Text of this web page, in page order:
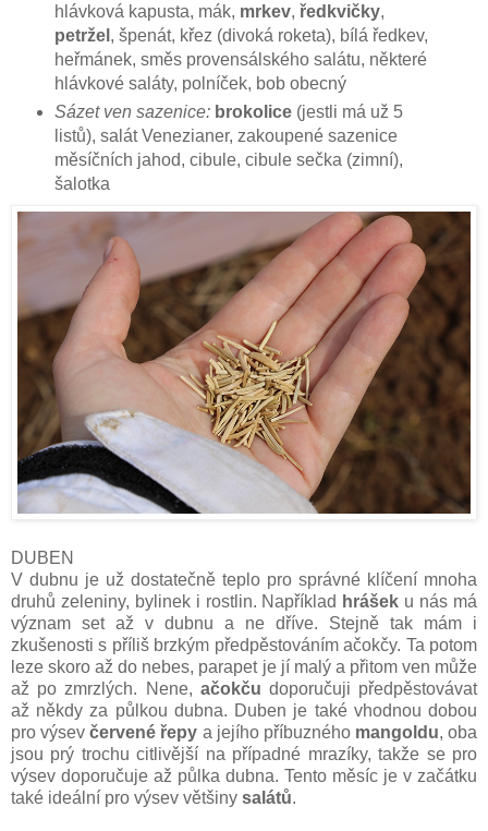
hlávková kapusta, mák, mrkev, ředkvičky,
petržel , špenát, křez (divoká roketa), bílá ředkev,
heřmánek, směs provensálského salátu, některé
hlávkové saláty, polníček, bob obecný
Sázet ven sazenice: brokolice(jestli má už 5
listů), salát Venezianer, zakoupené sazenice
měsíčních jahod, cibule, cibule sečka (zimní),
šalotka
DUBEN
V dubnu je už dostatečně teplo pro správné klíčení mnoha
druhů zeleniny, bylinek i rostlin. Například hrášek u nás má
význam set až v dubnu a ne dříve. Stejně tak mám i
zkušenosti s příliš brzkým předpěstováním ačokčy. Ta potom
leze skoro až do nebes, parapet je jí malý a přitom ven může
až po zmrzlých. Nene, ačokču doporučuji předpěstovávat
až někdy za půlkou dubna. Duben je také vhodnou dobou
pro výsevčervené řepy a jejího příbuzného mangoldu, oba
jsou prý trochu citlivější na případné mrazíky, takže se pro
výsev doporučuje až půlka dubna. Tento měsíc je v začátku
také ideální pro výsev většiny salátů.